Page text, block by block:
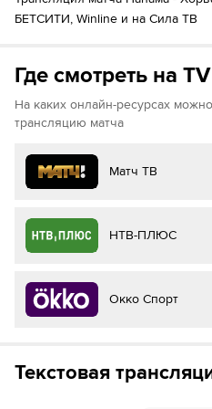
БЕТСИТИ, Winline и на Сила ТВ
Где смотреть на TV
На каких онлайн-ресурсах
трансляцию матча
Матч ТВ
Как смотреть
Матч ТВ
Инструкция
Перейдите на сайт
Далее нажмите на
НТВ-ПЛЮС
Как смотреть
на НТВ ПЛЮС
Перейдите на сайт
Окко Спорт
на Окко ТВ
Текстовая